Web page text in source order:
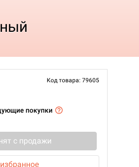
Код товара: 79605
покупки
с продажи